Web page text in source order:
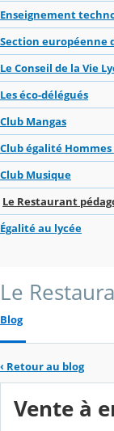
Enseignement
Section européenne
Le Conseil de la Vie
Les éco-délégués
Club Mangas
Club égalité Hommes
Club Musique
Le Restaurant
Égalité au lycée
Le
Blog
‹ Retour au blog
Vente à